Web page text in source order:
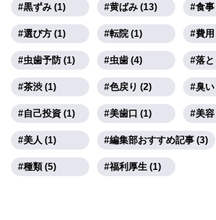
黒ずみ (1) 黄ばみ (13) 食
選び方 (1) 転院 (1) 費
虫歯予防 (1) 虫歯 (4) 落
茶渋 (1) 色戻り (2) 臭
自己投資 (1) 美歯口 (1) 美
美人 (1) 編集部おすすめ記事 (3)
種類 (5) 福利厚生 (1)